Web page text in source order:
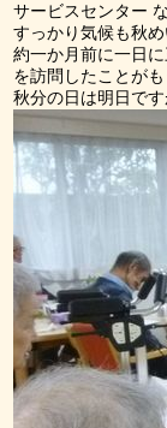
サービスセンター
すっかり気候も秋め
約一か月前に一日
を訪問したことがも
秋分の日は明日で